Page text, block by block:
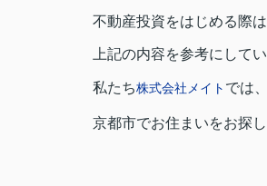
不動産投資をはじめる際
上記の内容を参考にして
私たち株式会社メイト では
京都市でお住まいをお探